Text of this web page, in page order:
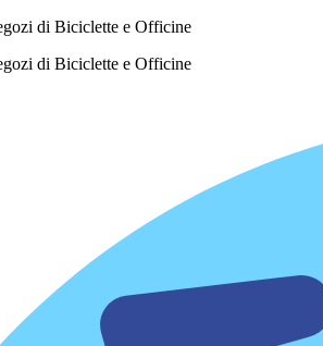
di Biciclette e Officine
di Biciclette e Officine